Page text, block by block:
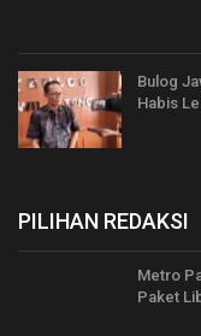
Bulog
Habis
PILIHAN REDAKSI
Metro
Paket